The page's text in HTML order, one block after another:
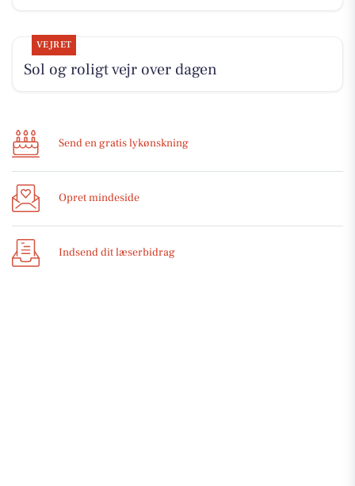
VEJRET
Sol og roligt vejr over dagen
Send en gratis lykønskning
Opret mindeside
Indsend dit læserbidrag